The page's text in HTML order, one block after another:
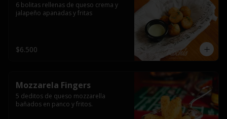
6 bolitas rellenas de queso crema y
jalapeño apanadas y fritas
$6.500
Mozzarela Fingers
5 deditos de queso mozzarella
bañados en panco y fritos.